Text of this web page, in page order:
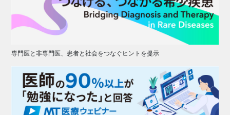
専門医と非専門医、患者と社会をつなぐヒントを提示